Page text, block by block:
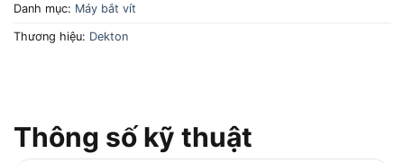
Danh mục: Máy bắt vít
Thương hiệu: Dekton
Thông số kỹ thuật